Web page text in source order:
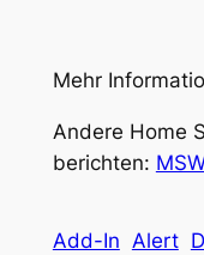
Mehr
Andere Home
berichten:
Add-In Alert